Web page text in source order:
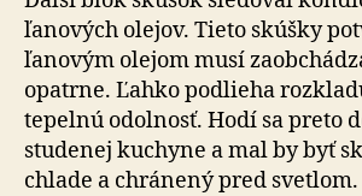
ľanových olejov. Tieto skúšky
ľanovým olejom musí
opatrne. Ľahko podlieha
tepelnú odolnosť. Hodí sa preto
studenej kuchyne a mal by byť
chlade a chránený pred svetlom.